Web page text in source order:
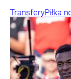
TransferyPiłka